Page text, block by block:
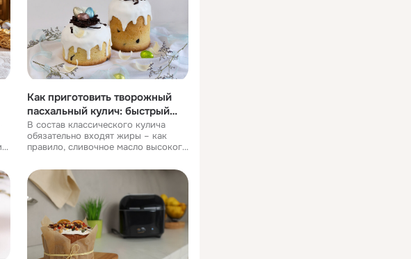
Как приготовить творожный
пасхальный кулич: быстрый
рецепт
В состав классического кулича
обязательно входят жиры – как
правило, сливочное масло высокого
и воздушным. Вместо масла (или
вместе с ним) в тесто можно
добавить тво